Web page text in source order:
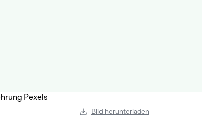
Bild herunterladen